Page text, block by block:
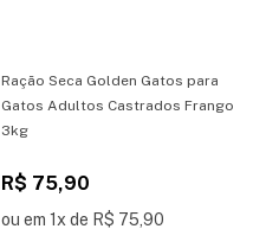
Ração Seca Golden Gatos para
Gatos Adultos Castrados Frango
3kg
R$ 75,90
ou em 1x de R$ 75,90